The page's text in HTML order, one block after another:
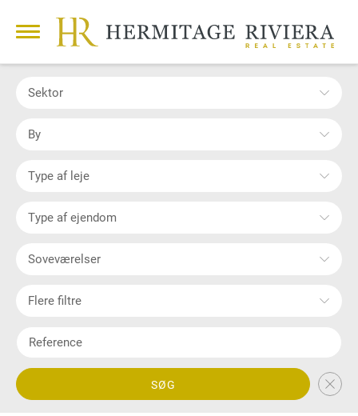
Sektor
By
Type af leje
Type af ejendom
Soveværelser
Flere filtre
SØG